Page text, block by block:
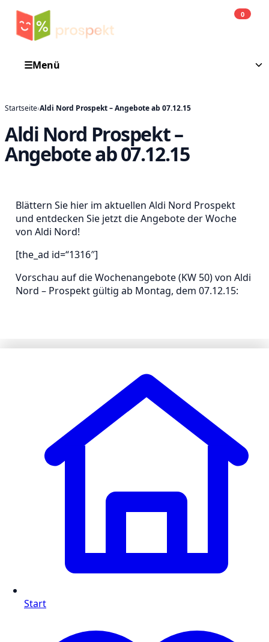
0
☰Menü
Startseite›Aldi Nord Prospekt – Angebote ab 07.12.15
Aldi Nord Prospekt –
Angebote ab 07.12.15
Blättern Sie hier im aktuellen Aldi Nord Prospekt
und entdecken Sie jetzt die Angebote der Woche
von Aldi Nord!
[the_ad id=“1316″]
Vorschau auf die Wochenangebote (KW 50) von Aldi
Nord – Prospekt gültig ab Montag, dem 07.12.15:
Start